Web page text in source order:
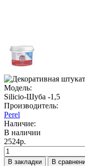
Модель:
Silicio-Шуба -1,5
Производитель:
Perel
Наличие:
В наличии
2524р.
В закладки
В